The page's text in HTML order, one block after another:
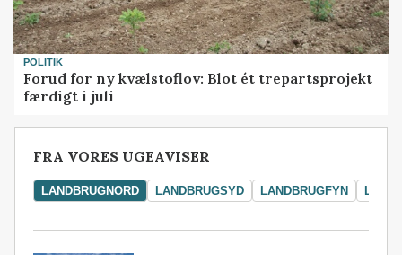
POLITIK
Forud for ny kvælstoflov: Blot ét trepartsprojekt
færdigt i juli
FRA VORES UGEAVISER
LANDBRUGNORD LANDBRUGSYD LANDBRUGFYN